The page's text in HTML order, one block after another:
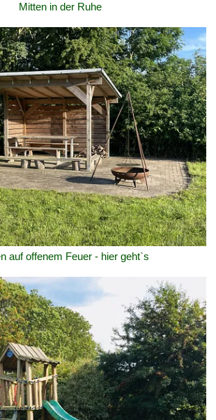
Mitten in der Ruhe
auf offenem Feuer - hier geht`s